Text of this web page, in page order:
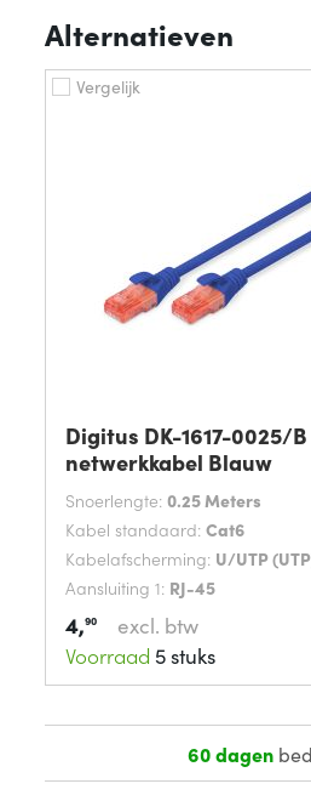
Alternatieven
Vergelijk
Digitus DK-1617-0025/B
netwerkkabel Blauw
Snoerlengte: 0.25 Meters
Kabel standaard: Cat6
Kabelafscherming: U/UTP
Aansluiting 1: RJ-45
4,90
excl. btw
Voorraad 5 stuks
60 dagen